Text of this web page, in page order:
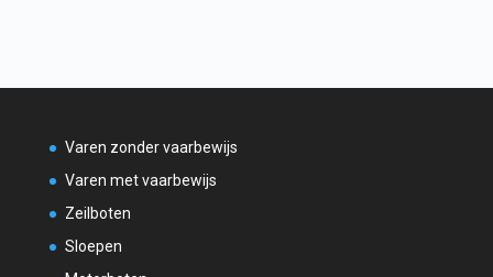
Varen zonder vaarbewijs
Varen met vaarbewijs
Zeilboten
Sloepen